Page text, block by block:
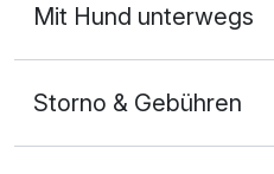
Zusatznächte
Mit Hund unterwegs
Storno & Gebühren